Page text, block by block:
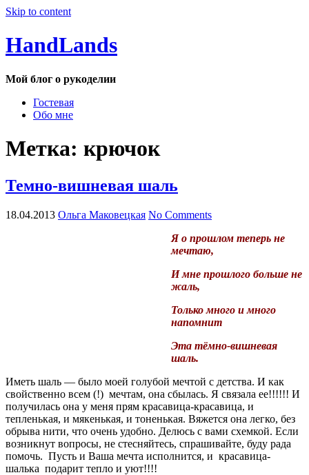
Skip to content
HandLands
Мой блог о рукоделии
Гостевая
Обо мне
Метка: крючок
Темно-вишневая шаль
18.04.2013 Ольга Маковецкая No Comments
Я о прошлом теперь не
мечтаю,
И мне прошлого больше не
жаль,
Только много и много
напомнит
Эта тёмно-вишневая
шаль.
Иметь шаль — было моей голубой мечтой с детства. И как
свойственно всем (!) мечтам, она сбылась. Я связала ее!!!!!! И
получилась она у меня прям красавица-красавица, и
тепленькая, и мякенькая, и тоненькая. Вяжется она легко, без
обрыва нити, что очень удобно. Делюсь с вами схемкой. Если
возникнут вопросы, не стесняйтесь, спрашивайте, буду рада
помочь. Пусть и Ваша мечта исполнится, и красавица-
шалька подарит тепло и уют!!!!